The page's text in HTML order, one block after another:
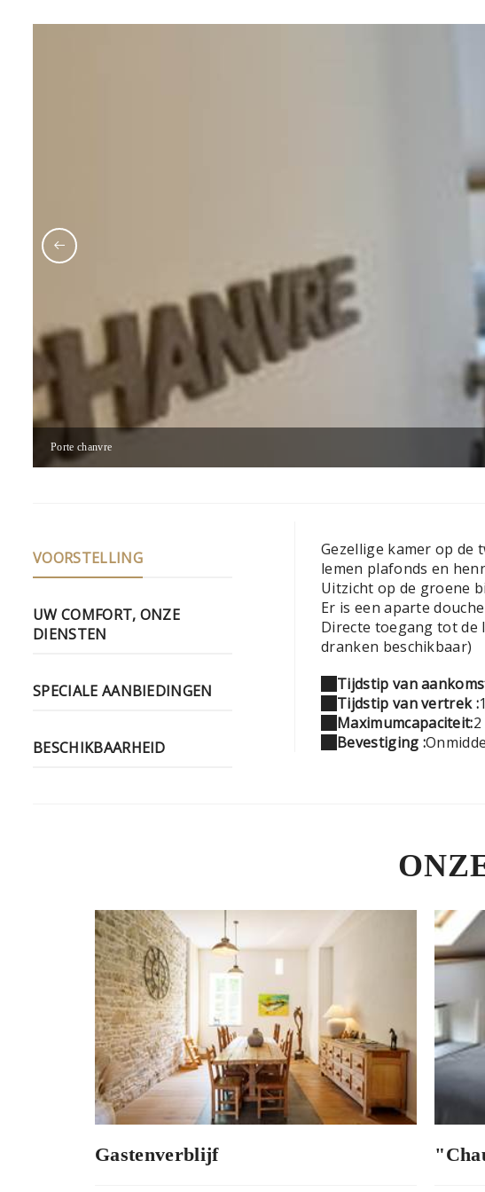
Porte chanvre
VOORSTELLING
UW COMFORT, ONZE
DIENSTEN
SPECIALE AANBIEDINGEN
BESCHIKBAARHEID
Gezellige kamer op de
lemen plafonds en
Uitzicht op de groene
Er is een aparte
Directe toegang tot de
dranken beschikbaar)
Tijdstip van
Tijdstip van vertrek :
Maximumcapaciteit:2
Bevestiging :
Gastenverblijf